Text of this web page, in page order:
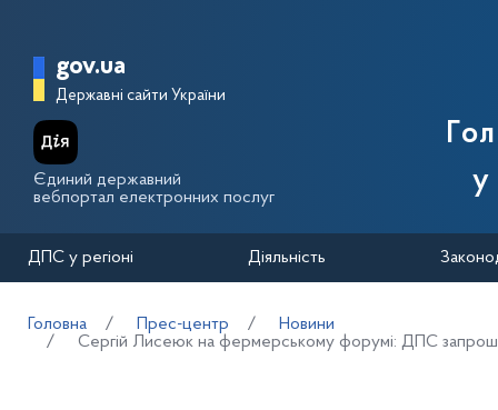
Головна сторінка Державної
gov.ua
Державні сайти України
Єдиний державний
вебпортал електронних послуг
у
ДПС у регіоні Діяльність
Головна Прес-центр
Новини
Сергій Лисеюк на фермерському форумі: ДПС запрошує